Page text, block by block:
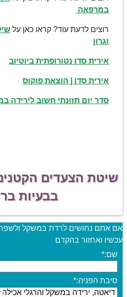
במרפאה
רוצים לדעת עוד? קראו כאן על
וגרון
אירית סדן נטורופתית ביוטיוב
אירית סדן | הוצאת פוקוס
סדר יום תזונתי חשוב לירידה
שיטת הצעדים
בבעיות
אם אתם נחושים לרדת במשקל
עכשיו ואחזור בהקדם
שם:*
סיבת הפניה:*